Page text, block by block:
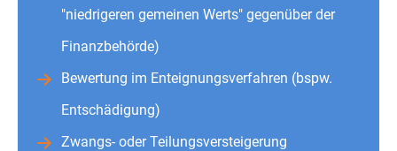
"niedrigeren gemeinen Werts" gegenüber der
Finanzbehörde)
Bewertung im Enteignungsverfahren (bspw.
Entschädigung)
Zwangs- oder Teilungsversteigerung